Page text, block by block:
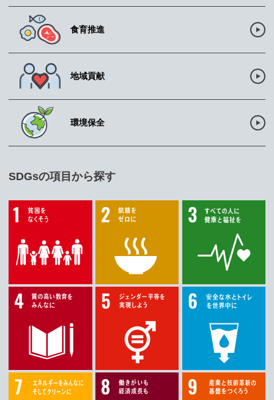
食育推進
地域貢献
環境保全
SDGsの項目から探す